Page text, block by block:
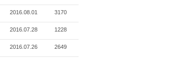
2016.08.01 3170
2016.07.28 1228
2016.07.26 2649